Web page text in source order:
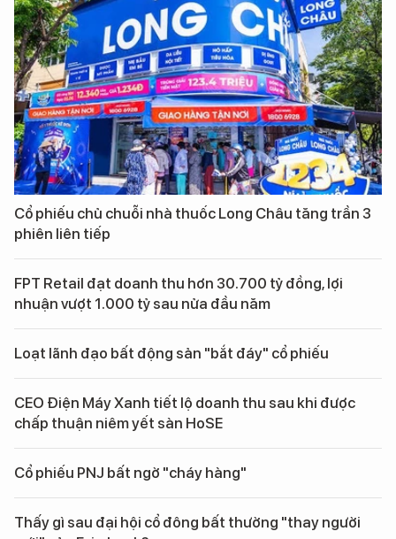
Cổ phiếu chủ chuỗi nhà thuốc Long Châu tăng trần 3
phiên liên tiếp
FPT Retail đạt doanh thu hơn 30.700 tỷ đồng, lợi
nhuận vượt 1.000 tỷ sau nửa đầu năm
Loạt lãnh đạo bất động sản "bắt đáy" cổ phiếu
CEO Điện Máy Xanh tiết lộ doanh thu sau khi được
chấp thuận niêm yết sàn HoSE
Cổ phiếu PNJ bất ngờ "cháy hàng"
Thấy gì sau đại hội cổ đông bất thường "thay người